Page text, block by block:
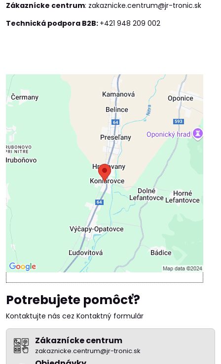
Zákaznícke centrum: zakaznicke.centrum@jr-tronic.sk
Technická podpora B2B: +421 948 209 002
Externý obsah je blokovaný
Voľbami súkromia
Prajete si načítať externý obsah?
Povoliť tentokrát
Povoliť a zapamätať - súhlas s druhom
cookie: Funkčné
Otvoriť obsah v novom okne
Potrebujete pomôcť?
Kontaktujte nás cez Kontaktný formulár
Zákaznícke centrum
zakaznicke.centrum@jr-tronic.sk